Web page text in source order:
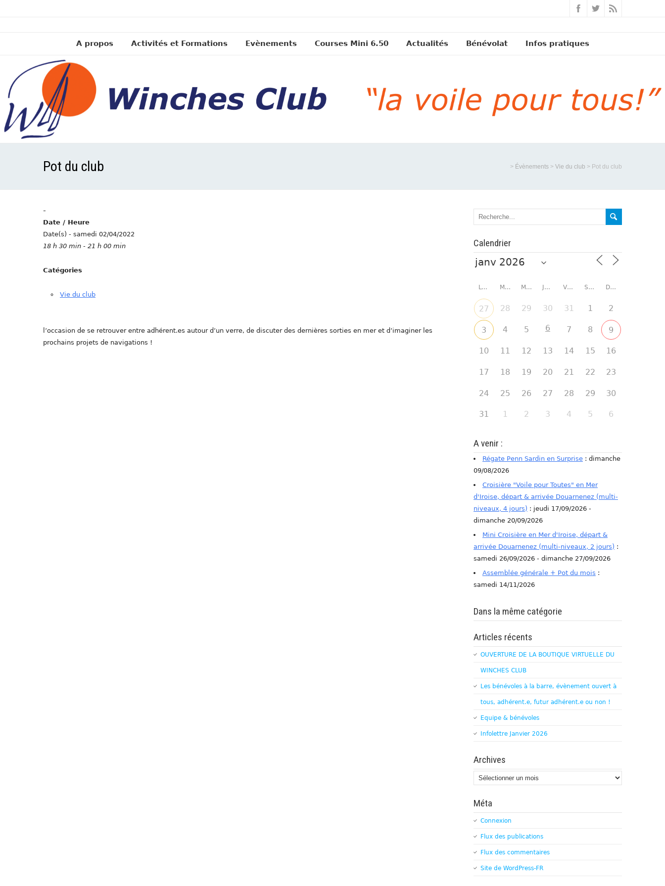
A propos Activités et Formations Evènements Courses Mini 6.50 Actualités Bénévolat Infos pratiques
Pot du club > Évènements > Vie du club > Pot du club
-
Date / Heure
Date(s) - samedi 02/04/2022
18 h 30 min - 21 h 00 min
Catégories
Vie du club
l’occasion de se retrouver entre adhérent.es autour d’un verre, de discuter des dernières sorties en mer et d’imaginer les
prochains projets de navigations !
Calendrier
LUNDI MARDI MERCREDI JEUDI VENDREDI SAMEDI DIMANCHE
27 28 29 30 31 1 2
3 4 5 6 7 8 9
10 11 12 13 14 15 16
17 18 19 20 21 22 23
24 25 26 27 28 29 30
31 1 2 3 4 5 6
A venir :
Régate Penn Sardin en Surprise : dimanche
09/08/2026
Croisière "Voile pour Toutes" en Mer
d'Iroise, départ & arrivée Douarnenez (multi-
niveaux, 4 jours) : jeudi 17/09/2026 -
dimanche 20/09/2026
Mini Croisière en Mer d'Iroise, départ &
arrivée Douarnenez (multi-niveaux, 2 jours) :
samedi 26/09/2026 - dimanche 27/09/2026
Assemblée générale + Pot du mois :
samedi 14/11/2026
Dans la même catégorie
Articles récents
OUVERTURE DE LA BOUTIQUE VIRTUELLE DU
WINCHES CLUB
Les bénévoles à la barre, évènement ouvert à
tous, adhérent.e, futur adhérent.e ou non !
Equipe & bénévoles
Infolettre Janvier 2026
Archives
Archives
Méta
Connexion
Flux des publications
Flux des commentaires
Site de WordPress-FR